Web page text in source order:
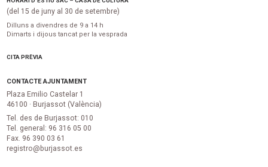
(del 15 de juny al 30 de setembre)
Dilluns a divendres de 9 a 14 h
Dimarts i dijous tancat per la vesprada
CITA PRÈVIA
CONTACTE AJUNTAMENT
Plaza Emilio Castelar 1
46100 · Burjassot (València)
Tel. des de Burjassot: 010
Tel. general: 96 316 05 00
Fax. 96 390 03 61
registro@burjassot.es